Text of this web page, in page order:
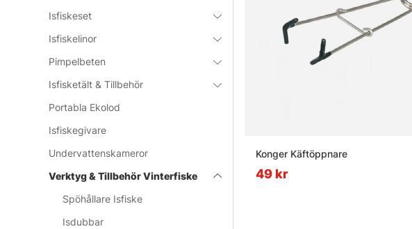
Isfiskeset
Isfiskelinor
Pimpelbeten
Isfisketält & Tillbehör
Portabla Ekolod
Isfiskegivare
Undervattenskameror
Verktyg & Tillbehör Vinterfiske
Spöhållare Isfiske
Isdubbar
Konger Käftöppnare
49 kr